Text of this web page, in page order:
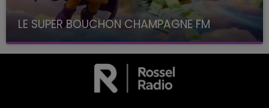
LE SUPER BOUCHON CHAMPAGNE FM
avec La Famille Champagne FM, à 8H10